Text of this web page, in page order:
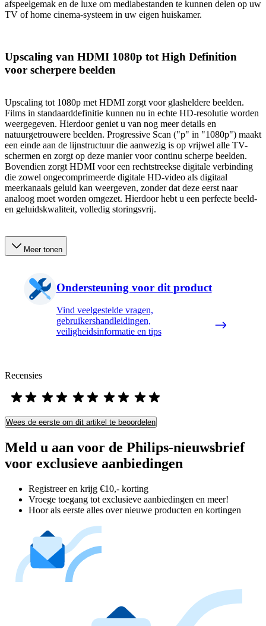
afspeelgemak en de luxe om mediabestanden te kunnen delen op uw
TV of home cinema-systeem in uw eigen huiskamer.
Upscaling van HDMI 1080p tot High Definition
voor scherpere beelden
Upscaling tot 1080p met HDMI zorgt voor glasheldere beelden.
Films in standaarddefinitie kunnen nu in echte HD-resolutie worden
weergegeven. Hierdoor geniet u van nog meer details en
natuurgetrouwere beelden. Progressive Scan ("p" in "1080p") maakt
een einde aan de lijnstructuur die aanwezig is op vrijwel alle TV-
schermen en zorgt op deze manier voor continu scherpe beelden.
Bovendien zorgt HDMI voor een rechtstreekse digitale verbinding
die zowel ongecomprimeerde digitale HD-video als digitaal
meerkanaals geluid kan weergeven, zonder dat deze eerst naar
analoog moet worden omgezet. Hierdoor hebt u een perfecte beeld-
en geluidskwaliteit, volledig storingsvrij.
Meer tonen
Ondersteuning voor dit product
Vind veelgestelde vragen,
gebruikershandleidingen,
veiligheidsinformatie en tips
Recensies
Wees de eerste om dit artikel te beoordelen
Meld u aan voor de Philips-nieuwsbrief
voor exclusieve aanbiedingen
Registreer en krijg €10,- korting
Vroege toegang tot exclusieve aanbiedingen en meer!
Hoor als eerste alles over nieuwe producten en kortingen